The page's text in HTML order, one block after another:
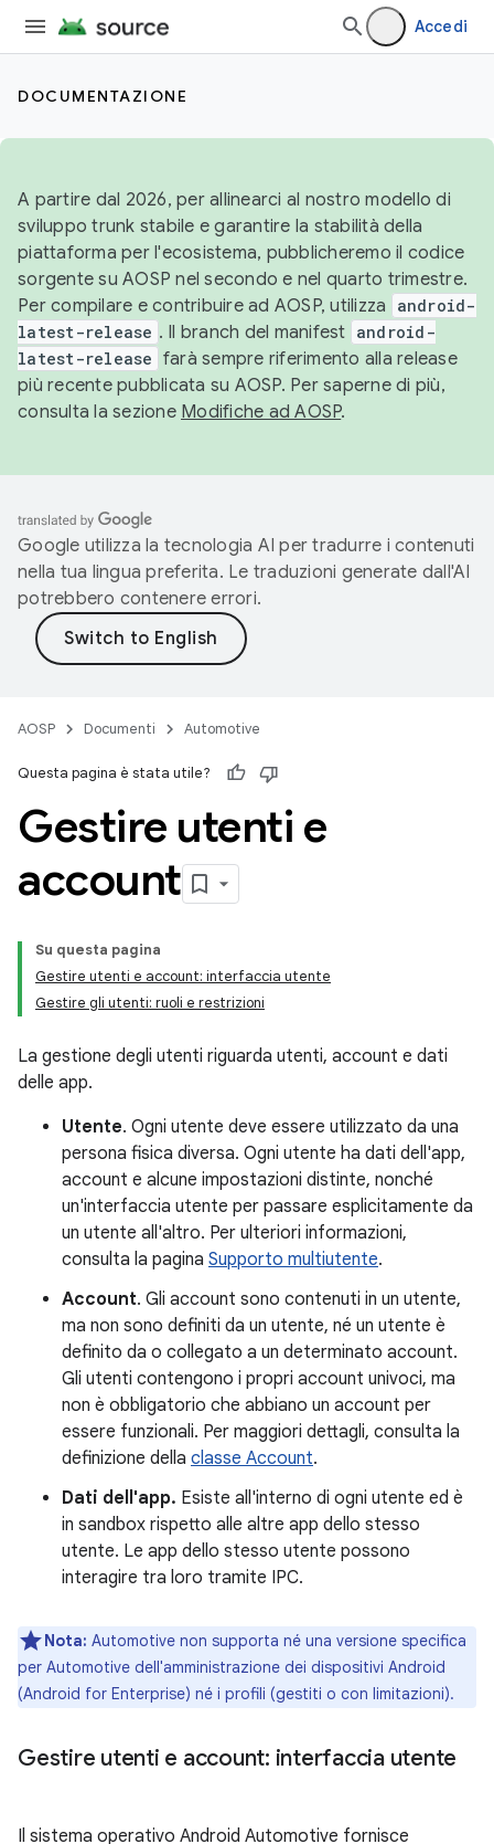
Accedi
DOCUMENTAZIONE
A partire dal 2026, per allinearci al nostro modello di
sviluppo trunk stabile e garantire la stabilità della
piattaforma per l'ecosistema, pubblicheremo il codice
sorgente su AOSP nel secondo e nel quarto trimestre.
Per compilare e contribuire ad AOSP, utilizza
android-
latest-release . Il branch del manifest android-
latest-release farà sempre riferimento alla release
più recente pubblicata su AOSP. Per saperne di più,
consulta la sezione Modifiche ad AOSP.
Google utilizza la tecnologia AI per tradurre i contenuti
nella tua lingua preferita. Le traduzioni generate dall'AI
potrebbero contenere errori.
AOSP Documenti Automotive
Questa pagina è stata utile?
Gestire utenti e
account
Su questa pagina
Gestire utenti e account: interfaccia utente
Gestire gli utenti: ruoli e restrizioni
La gestione degli utenti riguarda utenti, account e dati
delle app.
Utente. Ogni utente deve essere utilizzato da una
persona fisica diversa. Ogni utente ha dati dell'app,
account e alcune impostazioni distinte, nonché
un'interfaccia utente per passare esplicitamente da
un utente all'altro. Per ulteriori informazioni,
consulta la pagina Supporto multiutente.
Account. Gli account sono contenuti in un utente,
ma non sono definiti da un utente, né un utente è
definito da o collegato a un determinato account.
Gli utenti contengono i propri account univoci, ma
non è obbligatorio che abbiano un account per
essere funzionali. Per maggiori dettagli, consulta la
definizione della classe Account.
Dati dell'app. Esiste all'interno di ogni utente ed è
in sandbox rispetto alle altre app dello stesso
utente. Le app dello stesso utente possono
interagire tra loro tramite IPC.
Nota: Automotive non supporta né una versione specifica
per Automotive dell'amministrazione dei dispositivi Android
(Android for Enterprise) né i profili (gestiti o con limitazioni).
Gestire utenti e account: interfaccia utente
Il sistema operativo Android Automotive fornisce